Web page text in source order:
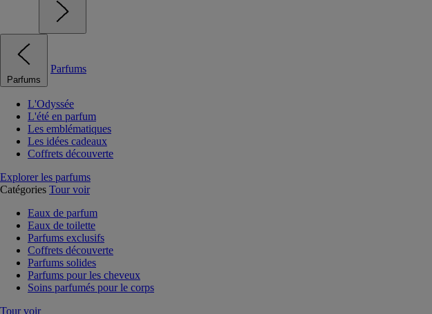
Parfums
Parfums
L'Odyssée
L'été en parfum
Les emblématiques
Les idées cadeaux
Coffrets découverte
Explorer les parfums
Catégories Tour voir
Eaux de parfum
Eaux de toilette
Parfums exclusifs
Coffrets découverte
Parfums solides
Parfums pour les cheveux
Soins parfumés pour le corps
Tour voir